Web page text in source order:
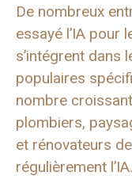
De nombreux
essayé l’IA pour
s’intégrent dans
populaires
nombre
plombiers,
et rénovateurs
régulièrement l’IA.